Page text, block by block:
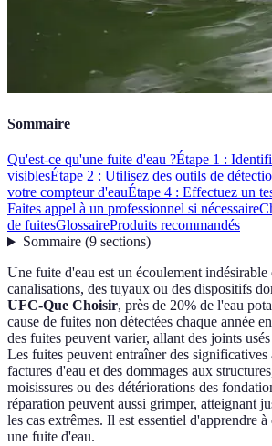
Sommaire
Qu'est-ce qu'une fuite d'eau ?Étape 1 :
visiblesÉtape 2 : Utilisez des outils de
votre compteur d'eauÉtape 4 : Effectuez un
Faites appel à un professionnel si nécessaire
de fuitesGlossaireProduits recommandés
Sommaire(9 sections)
Une fuite d'eau est un écoulement indésirable
canalisations, des tuyaux ou des dispositifs
UFC-Que Choisir, près de 20% de l'eau
cause de fuites non détectées chaque année
des fuites peuvent varier, allant des joints
Les fuites peuvent entraîner des significatives
factures d'eau et des dommages aux
moisissures ou des détériorations des
réparation peuvent aussi grimper, atteignant
les cas extrêmes. Il est essentiel d'apprendre
une fuite d'eau.